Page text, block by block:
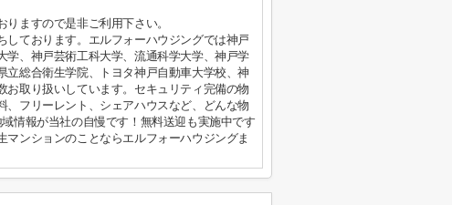
ますので是非ご利用下さい。
しております。エルフォーハウジングでは神戸
学、神戸芸術工科大学、流通科学大学、神戸学
立総合衛生学院、トヨタ神戸自動車大学校、神
お取り扱いしています。セキュリティ完備の物
フリーレント、シェアハウスなど、どんな物
情報が当社の自慢です！無料送迎も実施中です
ンションのことならエルフォーハウジングま